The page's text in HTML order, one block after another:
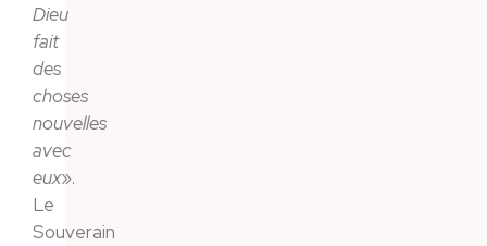
Dieu
fait
des
choses
nouvelles
avec
eux».
Le
Souverain